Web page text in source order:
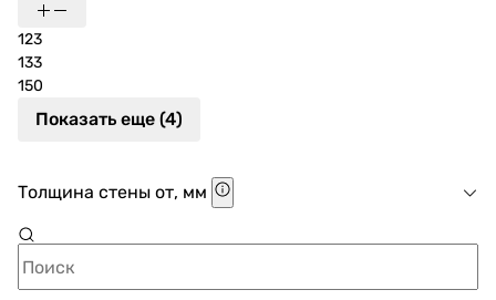
123
133
150
Показать еще (4)
Толщина стены от, мм